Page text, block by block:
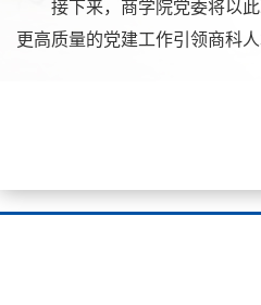
接下来，商学院党委将以
更高质量的党建工作引领商科
一审：王丹